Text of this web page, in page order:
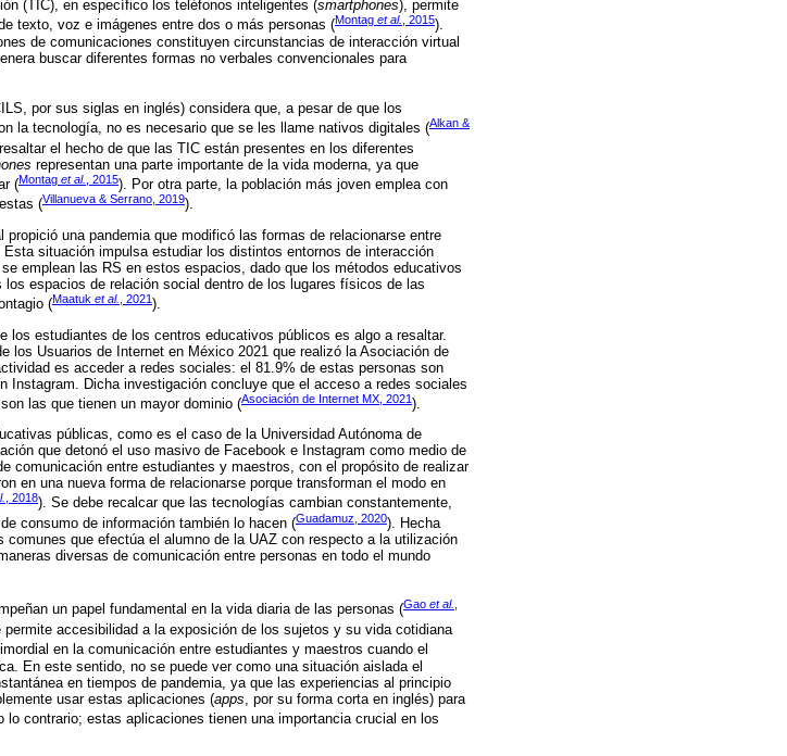
(TIC), en específico los teléfonos inteligentes (smartphones), permite
texto, voz e imágenes entre dos o más personas (Montag et al. , 2015).
de comunicaciones constituyen circunstancias de interacción virtual
buscar diferentes formas no verbales convencionales para
por sus siglas en inglés) considera que, a pesar de que los
la tecnología, no es necesario que se les llame nativos digitales (Alkan &
el hecho de que las TIC están presentes en los diferentes
representan una parte importante de la vida moderna, ya que
(Montag et al. , 2015). Por otra parte, la población más joven emplea con
(Villanueva & Serrano, 2019).
una pandemia que modificó las formas de relacionarse entre
situación impulsa estudiar los distintos entornos de interacción
emplean las RS en estos espacios, dado que los métodos educativos
los espacios de relación social dentro de los lugares físicos de las
(Maatuk et al. , 2021).
los estudiantes de los centros educativos públicos es algo a resaltar.
los Usuarios de Internet en México 2021 que realizó la Asociación de
es acceder a redes sociales: el 81.9% de estas personas son
Dicha investigación concluye que el acceso a redes sociales
las que tienen un mayor dominio (Asociación de Internet MX, 2021).
públicas, como es el caso de la Universidad Autónoma de
que detonó el uso masivo de Facebook e Instagram como medio de
comunicación entre estudiantes y maestros, con el propósito de realizar
en una nueva forma de relacionarse porque transforman el modo en
, 2018). Se debe recalcar que las tecnologías cambian constantemente,
consumo de información también lo hacen (Guadamuz, 2020). Hecha
que efectúa el alumno de la UAZ con respecto a la utilización
diversas de comunicación entre personas en todo el mundo
un papel fundamental en la vida diaria de las personas (Gao et al.,
accesibilidad a la exposición de los sujetos y su vida cotidiana
en la comunicación entre estudiantes y maestros cuando el
En este sentido, no se puede ver como una situación aislada el
en tiempos de pandemia, ya que las experiencias al principio
usar estas aplicaciones (apps , por su forma corta en inglés) para
lo contrario; estas aplicaciones tienen una importancia crucial en los